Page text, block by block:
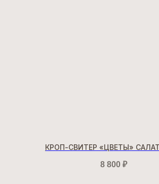
КРОП-СВИТЕР «ЦВЕТЫ»
8 800 ₽